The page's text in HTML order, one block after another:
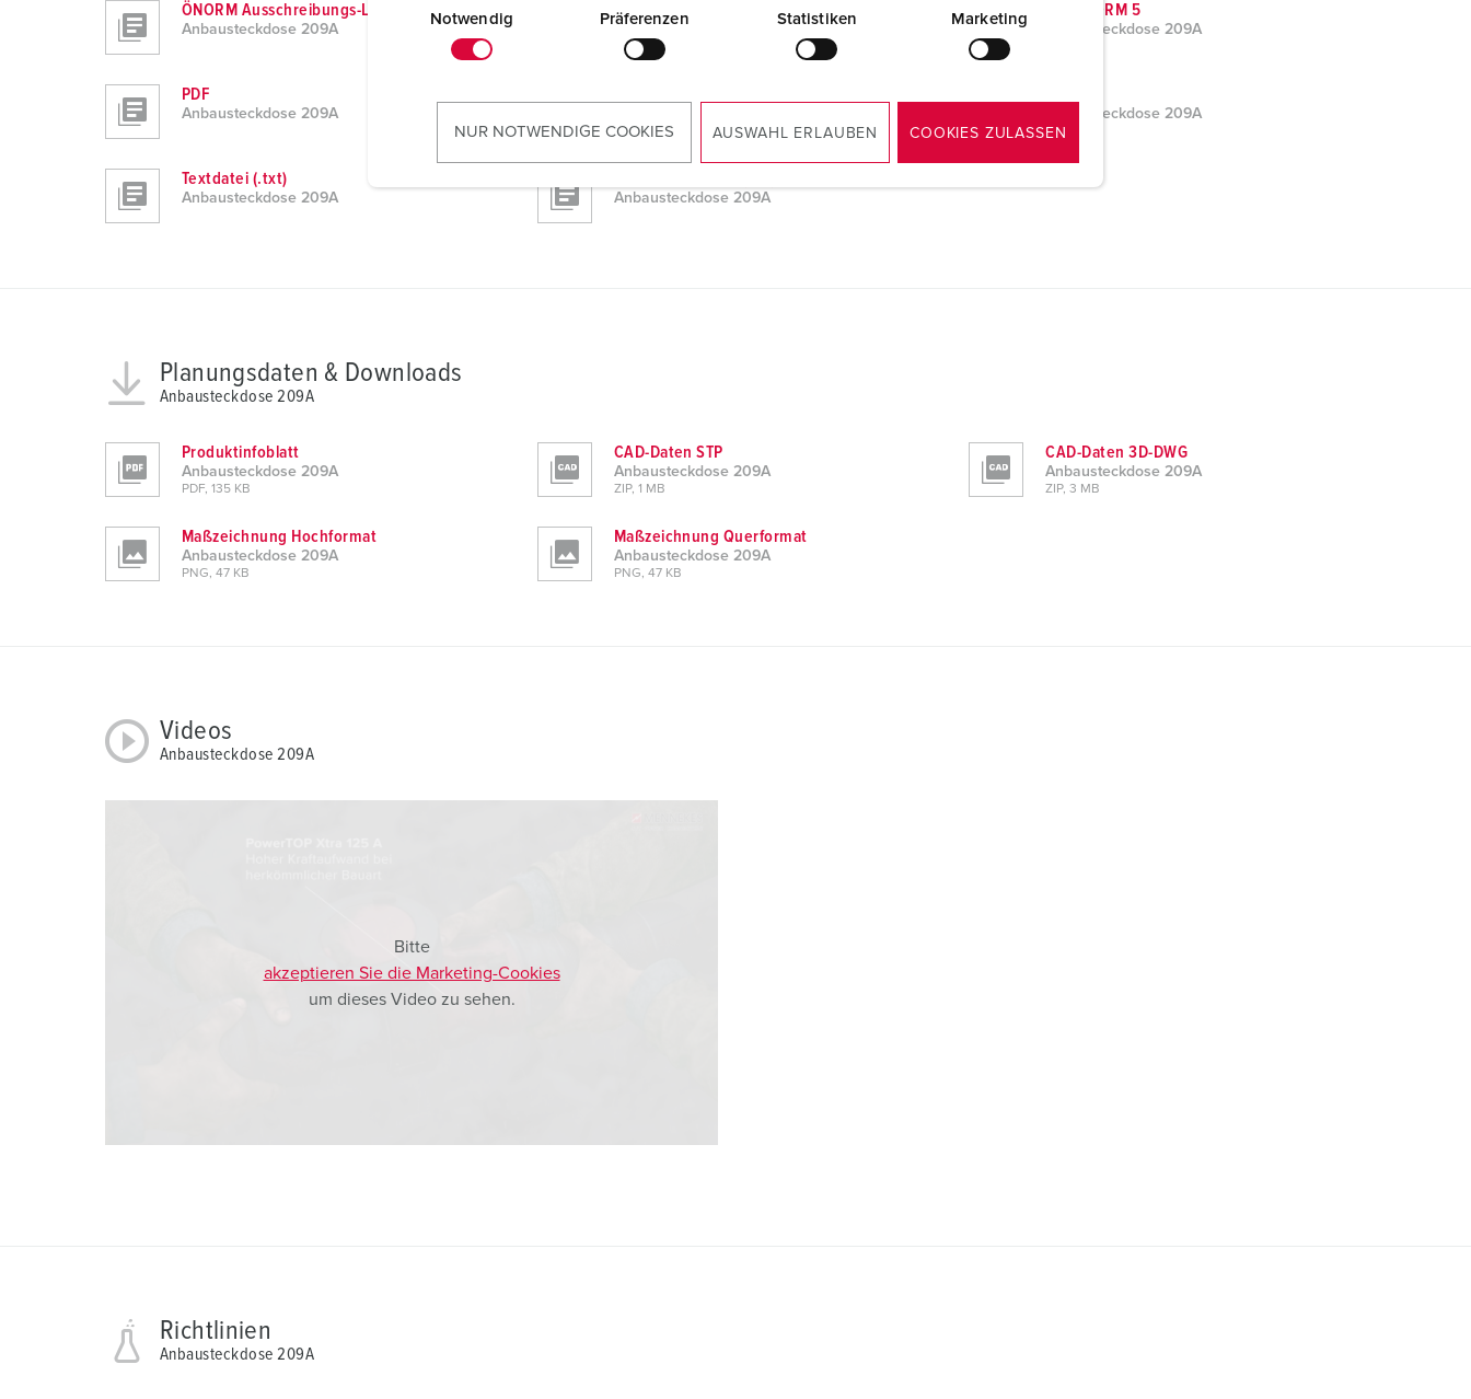
Notwendig Präferenzen Statistiken Marketing
NUR NOTWENDIGE COOKIES AUSWAHL ERLAUBEN COOKIES ZULASSEN
ÖNORM Ausschreibungs-LV
Anbausteckdose 209A
ÖNORM Kostenschätzung-LV DATANORM 5
Anbausteckdose 209A
PDF
Anbausteckdose 209A Anbausteckdose 209A
Textdatei (.txt)
Anbausteckdose 209A Anbausteckdose 209A
Planungsdaten & Downloads
Anbausteckdose 209A
Produktinfoblatt
Anbausteckdose 209A
PDF, 135 KB
CAD-Daten STP
Anbausteckdose 209A
ZIP, 1 MB
CAD-Daten 3D-DWG
Anbausteckdose 209A
ZIP, 3 MB
Maßzeichnung Hochformat
Anbausteckdose 209A
PNG, 47 KB
Maßzeichnung Querformat
Anbausteckdose 209A
PNG, 47 KB
Videos
Anbausteckdose 209A
Bitte
akzeptieren Sie die Marketing-Cookies
um dieses Video zu sehen.
Richtlinien
Anbausteckdose 209A